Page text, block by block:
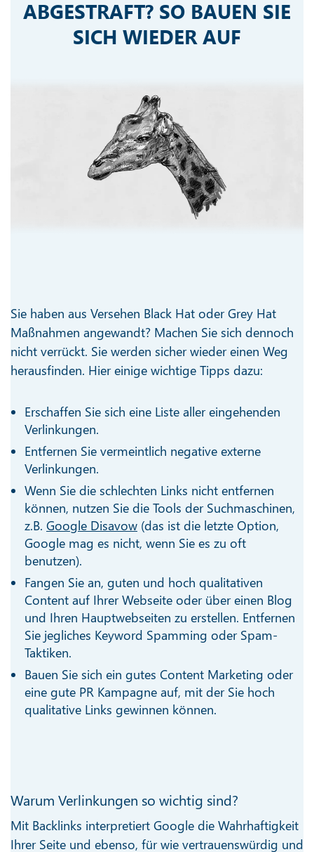
ABGESTRAFT? SO BAUEN SIE
SICH WIEDER AUF
Sie haben aus Versehen Black Hat oder Grey Hat
Maßnahmen angewandt? Machen Sie sich dennoch
nicht verrückt. Sie werden sicher wieder einen Weg
herausfinden. Hier einige wichtige Tipps dazu:
Erschaffen Sie sich eine Liste aller eingehenden
Verlinkungen.
Entfernen Sie vermeintlich negative externe
Verlinkungen.
Wenn Sie die schlechten Links nicht entfernen
können, nutzen Sie die Tools der Suchmaschinen,
z.B. Google Disavow (das ist die letzte Option,
Google mag es nicht, wenn Sie es zu oft
benutzen).
Fangen Sie an, guten und hoch qualitativen
Content auf Ihrer Webseite oder über einen Blog
und Ihren Hauptwebseiten zu erstellen. Entfernen
Sie jegliches Keyword Spamming oder Spam-
Taktiken.
Bauen Sie sich ein gutes Content Marketing oder
eine gute PR Kampagne auf, mit der Sie hoch
qualitative Links gewinnen können.
Warum Verlinkungen so wichtig sind?
Mit Backlinks interpretiert Google die Wahrhaftigkeit
Ihrer Seite und ebenso, für wie vertrauenswürdig und